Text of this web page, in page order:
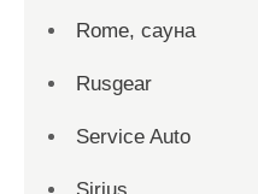
Rome, сауна
Rusgear
Service Auto